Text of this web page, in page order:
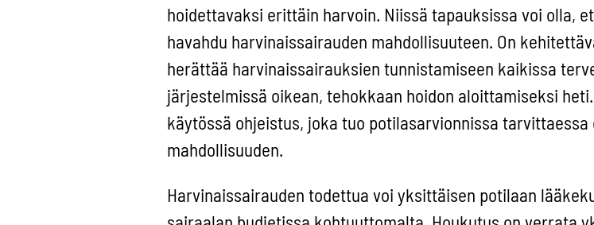
hoidettavaksi erittäin harvoin. Niissä tapauksissa voi olla,
havahdu harvinaissairauden mahdollisuuteen. On
herättää harvinaissairauksien tunnistamiseen kaikissa
järjestelmissä oikean, tehokkaan hoidon aloittamiseksi
käytössä ohjeistus, joka tuo potilasarvionnissa
mahdollisuuden.
Harvinaissairauden todettua voi yksittäisen potilaan